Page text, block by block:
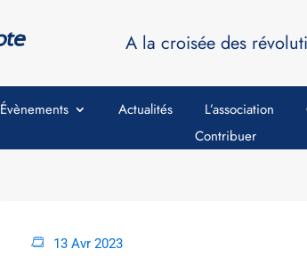
A la croisée des
Évènements Actualités L’association
Contribuer
13 Avr 2023